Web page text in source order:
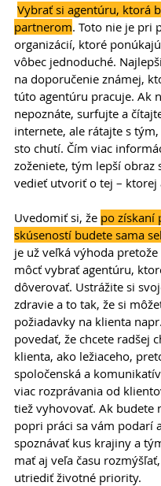
Vybrať si agentúru, ktorá
partnerom. Toto nie je pri
organizácií, ktoré
vôbec jednoduché.
na doporučenie známej,
túto agentúru pracuje. Ak
nepoznáte, surfujte a
internete, ale rátajte s
sto chutí. Čím viac
zoženiete, tým lepší obraz
vedieť utvoriť o tej – ktorej
Uvedomiť si, že po získaní
skúseností budete sama
je už veľká výhoda
môcť vybrať agentúru,
dôverovať. Ustrážite si
zdravie a to tak, že si
požiadavky na klienta
povedať, že chcete radšej
klienta, ako ležiaceho,
spoločenská a
viac rozprávania od
tiež vyhovovať. Ak budete
popri práci sa vám podarí
spoznávať kus krajiny a
mať aj veľa času
utriediť životné priority.